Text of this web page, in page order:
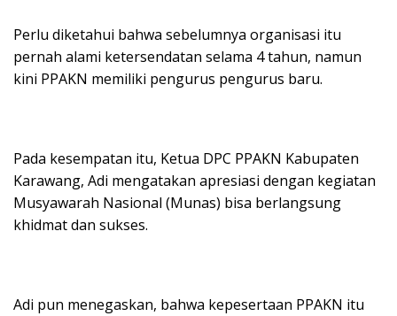
Perlu diketahui bahwa sebelumnya organisasi itu
pernah alami ketersendatan selama 4 tahun, namun
kini PPAKN memiliki pengurus pengurus baru.
Pada kesempatan itu, Ketua DPC PPAKN Kabupaten
Karawang, Adi mengatakan apresiasi dengan kegiatan
Musyawarah Nasional (Munas) bisa berlangsung
khidmat dan sukses.
Adi pun menegaskan, bahwa kepesertaan PPAKN itu